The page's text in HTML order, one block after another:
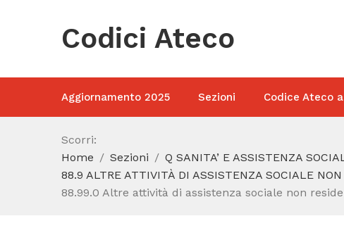
Codici Ateco
Aggiornamento 2025 Sezioni Codice Ateco
Scorri:
Home
Sezioni Q SANITA’ E ASSISTENZA
88.9 ALTRE ATTIVITÀ DI ASSISTENZA SOCIALE
88.99.0 Altre attività di assistenza sociale non